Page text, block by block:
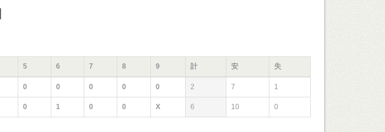
5 6 7 8 9 計 安 失
0 0 0 0 0 2 7 1
0 1 0 0 X 6 10 0